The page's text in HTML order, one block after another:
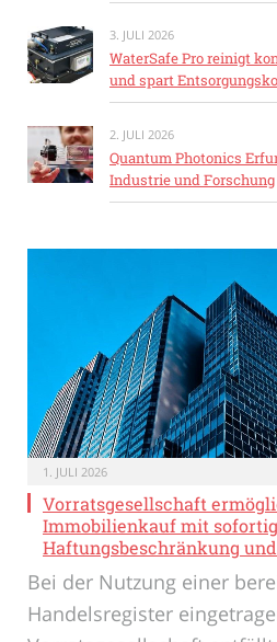
3. JULI 2026
WaterSafe Pro reinigt
und spart
2. JULI 2026
Quantum Photonics
Industrie und Forschung
1. JULI 2026
Vorratsgesellschaft
Immobilienkauf mit
Haftungsbeschränkung
Bei der Nutzung einer
Handelsregister